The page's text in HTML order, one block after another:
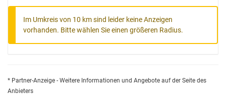
Im Umkreis von 10 km sind leider keine Anzeigen
vorhanden. Bitte wählen Sie einen größeren Radius.
* Partner-Anzeige - Weitere Informationen und Angebote auf der Seite des
Anbieters